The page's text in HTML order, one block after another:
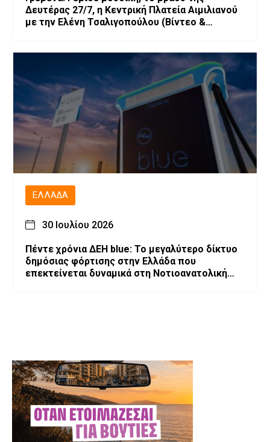
Δευτέρας 27/7, η Κεντρική Πλατεία Αιμιλιανού
με την Ελένη Τσαλιγοπούλου (Bίντεο &
ΕΛΛΆΔΑ
30 Ιουλίου 2026
Πέντε χρόνια ΔΕΗ blue: Το μεγαλύτερο δίκτυο
δημόσιας φόρτισης στην Ελλάδα που
επεκτείνεται δυναμικά στη Νοτιοανατολική